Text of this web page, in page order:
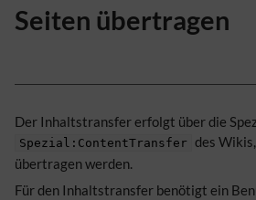
Seiten übertragen
Der Inhaltstransfer erfolgt über die
Spezial:ContentTransfer des
übertragen werden.
Für den Inhaltstransfer benötigt ein